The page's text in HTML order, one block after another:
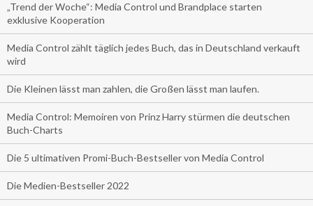
„Trend der Woche“: Media Control und Brandplace starten
exklusive Kooperation
Media Control zählt täglich jedes Buch, das in Deutschland verkauft
wird
Die Kleinen lässt man zahlen, die Großen lässt man laufen.
Media Control: Memoiren von Prinz Harry stürmen die deutschen
Buch-Charts
Die 5 ultimativen Promi-Buch-Bestseller von Media Control
Die Medien-Bestseller 2022